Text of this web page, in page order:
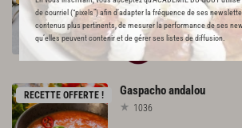
de courriel (“pixels”) afin d’adapter la fréquence de ses
contenus plus pertinents, de mesurer la performance de ses
qu’elles peuvent contenir et de gérer ses listes de diffusion.
232
ParAcadémie
LA RÉDACTION
RECETTE OFFERTE ! Gaspachoandalou
1036